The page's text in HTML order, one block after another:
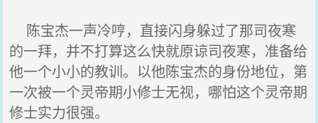
陈宝杰一声冷哼，直接闪身躲过了那司夜寒
的一拜，并不打算这么快就原谅司夜寒，准备给
他一个小小的教训。以他陈宝杰的身份地位，第
一次被一个灵帝期小修士无视，哪怕这个灵帝期
修士实力很强。